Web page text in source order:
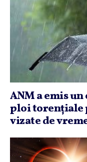
ANM a emis
ploi torenţiale
vizate de